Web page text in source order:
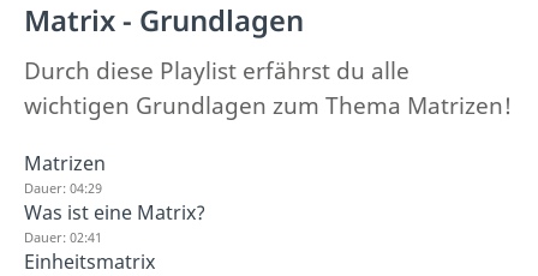
Matrix - Grundlagen
Durch diese Playlist erfährst du alle
wichtigen Grundlagen zum Thema Matrizen!
Matrizen
Dauer: 04:29
Was ist eine Matrix?
Dauer: 02:41
Einheitsmatrix